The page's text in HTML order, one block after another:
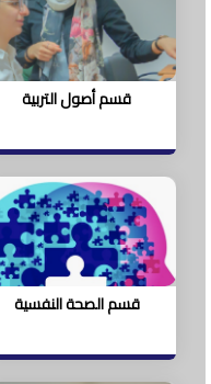
قسم أصول التربية
قسم الصحة النفسية